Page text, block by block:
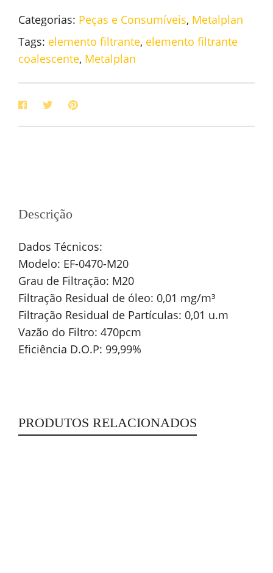
Categorias: Peças e Consumíveis, Metalplan
Tags: elemento filtrante, elemento filtrante
coalescente, Metalplan
Descrição
Dados Técnicos:
Modelo: EF-0470-M20
Grau de Filtração: M20
Filtração Residual de óleo: 0,01 mg/m³
Filtração Residual de Partículas: 0,01 u.m
Vazão do Filtro: 470pcm
Eficiência D.O.P: 99,99%
PRODUTOS RELACIONADOS